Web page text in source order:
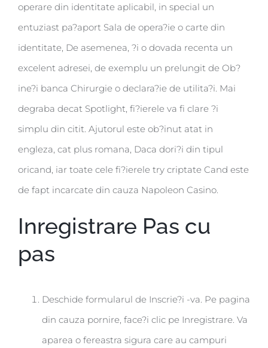
operare din identitate aplicabil, in special un
entuziast pa?aport Sala de opera?ie o carte din
identitate, De asemenea, ?i o dovada recenta un
excelent adresei, de exemplu un prelungit de Ob?
ine?i banca Chirurgie o declara?ie de utilita?i. Mai
degraba decat Spotlight, fi?ierele va fi clare ?i
simplu din citit. Ajutorul este ob?inut atat in
engleza, cat plus romana, Daca dori?i din tipul
oricand, iar toate cele fi?ierele try criptate Cand este
de fapt incarcate din cauza Napoleon Casino.
Inregistrare Pas cu
pas
Deschide formularul de Inscrie?i -va. Pe pagina
din cauza pornire, face?i clic pe Inregistrare. Va
aparea o fereastra sigura care au campuri